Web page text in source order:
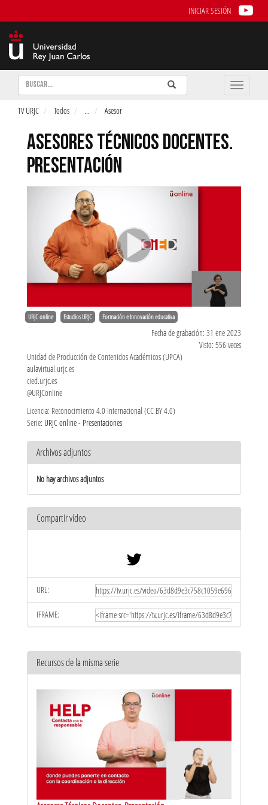
INICIAR SESIÓN
Buscar Enviar
Buscar
Toggle
TV URJC Todos ... Asesor
ASESORES TÉCNICOS DOCENTES.
PRESENTACIÓN
URJC online Estudios URJC Formación e Innovación educativa
Fecha de grabación: 31 ene 2023
Visto: 556 veces
Unidad de Producción de Contenidos Académicos (UPCA)
aulavirtual.urjc.es
cied.urjc.es
@URJConline
Licencia: Reconocimiento 4.0 Internacional (CC BY 4.0)
Serie: URJC online - Presentaciones
Archivos adjuntos
No hay archivos adjuntos
Compartir vídeo
URL:
IFRAME:
Recursos de la misma serie